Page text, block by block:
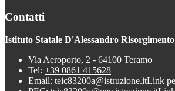
Contatti
Istituto Statale D'Alessandro
Via Aeroporto, 2 - 64100 Teramo
Tel: +39 0861 415628
Email: teic83200a@istruzione.itLink